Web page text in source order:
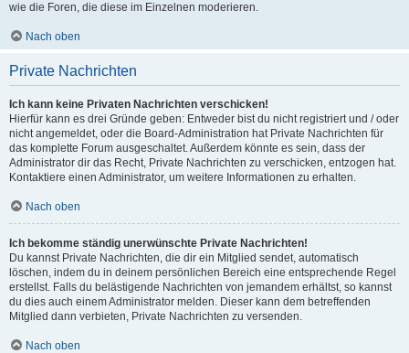
wie die Foren, die diese im Einzelnen moderieren.
Nach oben
Private Nachrichten
Ich kann keine Privaten Nachrichten verschicken!
Hierfür kann es drei Gründe geben: Entweder bist du nicht registriert und / oder
nicht angemeldet, oder die Board-Administration hat Private Nachrichten für
das komplette Forum ausgeschaltet. Außerdem könnte es sein, dass der
Administrator dir das Recht, Private Nachrichten zu verschicken, entzogen hat.
Kontaktiere einen Administrator, um weitere Informationen zu erhalten.
Nach oben
Ich bekomme ständig unerwünschte Private Nachrichten!
Du kannst Private Nachrichten, die dir ein Mitglied sendet, automatisch
löschen, indem du in deinem persönlichen Bereich eine entsprechende Regel
erstellst. Falls du belästigende Nachrichten von jemandem erhältst, so kannst
du dies auch einem Administrator melden. Dieser kann dem betreffenden
Mitglied dann verbieten, Private Nachrichten zu versenden.
Nach oben